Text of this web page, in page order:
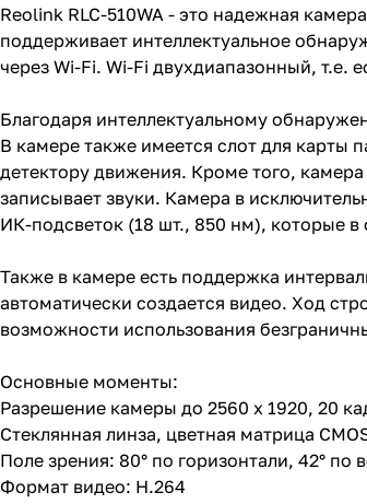
Reolink RLC-510WA - это надежная
поддерживает интеллектуальное
через Wi-Fi. Wi-Fi двухдиапазонный, т.е.
Благодаря интеллектуальному
В камере также имеется слот для карты
детектору движения. Кроме того,
записывает звуки. Камера в
ИК-подсветок (18 шт., 850 нм), которые в
Также в камере есть поддержка
автоматически создается видео. Ход
возможности использования
Основные моменты:
Разрешение камеры до 2560 x 1920, 20
Стеклянная линза, цветная матрица
Поле зрения: 80° по горизонтали, 42° по
Формат видео: H.264